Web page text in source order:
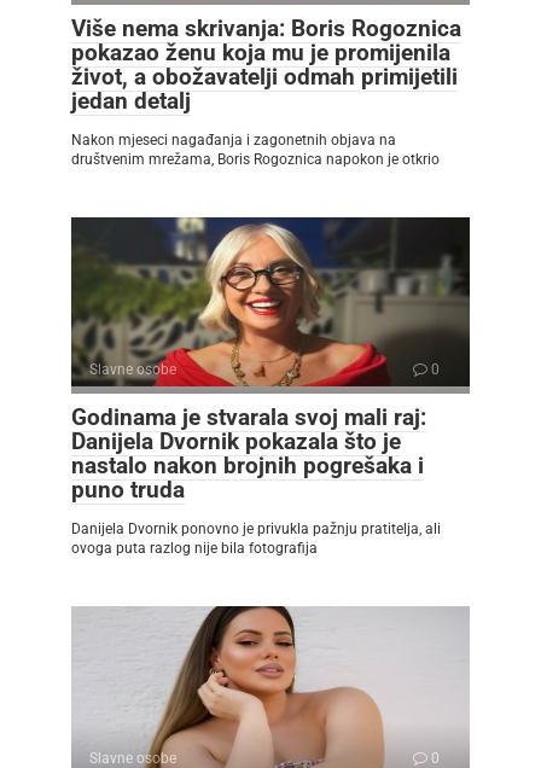
Više nema skrivanja: Boris Rogoznica
pokazao ženu koja mu je promijenila
život, a obožavatelji odmah primijetili
jedan detalj
Nakon mjeseci nagađanja i zagonetnih objava na
društvenim mrežama, Boris Rogoznica napokon je otkrio
Slavne osobe 0
Godinama je stvarala svoj mali raj:
Danijela Dvornik pokazala što je
nastalo nakon brojnih pogrešaka i
puno truda
Danijela Dvornik ponovno je privukla pažnju pratitelja, ali
ovoga puta razlog nije bila fotografija
Slavne osobe 0